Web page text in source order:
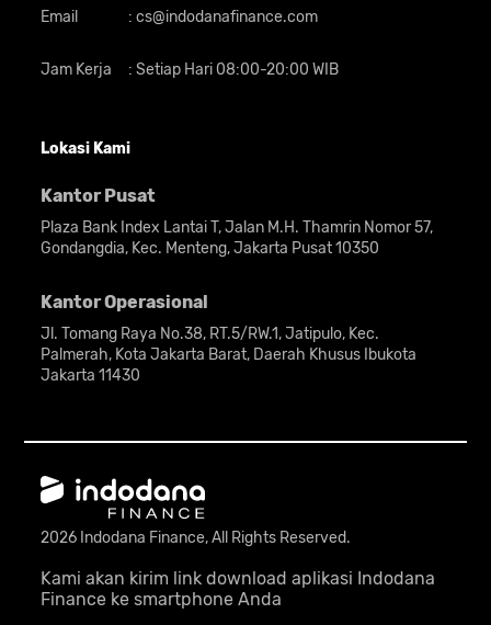
Email : cs@indodanafinance.com
Jam Kerja : Setiap Hari 08:00-20:00 WIB
Lokasi Kami
Kantor Pusat
Plaza Bank Index Lantai T, Jalan M.H. Thamrin Nomor 57,
Gondangdia, Kec. Menteng, Jakarta Pusat 10350
Kantor Operasional
Jl. Tomang Raya No.38, RT.5/RW.1, Jatipulo, Kec.
Palmerah, Kota Jakarta Barat, Daerah Khusus Ibukota
Jakarta 11430
2026 Indodana Finance, All Rights Reserved.
Kami akan kirim link download aplikasi Indodana
Finance ke smartphone Anda